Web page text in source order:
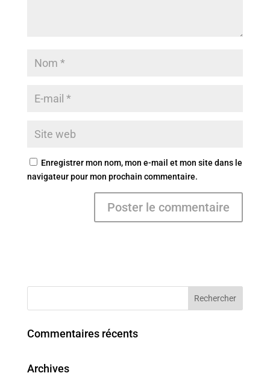
Enregistrer mon nom, mon e-mail et mon site dans le
navigateur pour mon prochain commentaire.
Commentaires récents
Archives